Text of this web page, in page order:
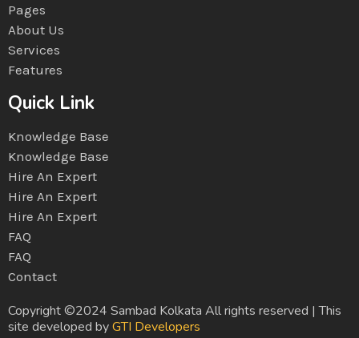
Pages
About Us
Services
Features
Quick Link
Knowledge Base
Knowledge Base
Hire An Expert
Hire An Expert
Hire An Expert
FAQ
FAQ
Contact
Copyright ©2024 Sambad Kolkata All rights reserved | This
site developed byGTI Developers